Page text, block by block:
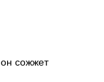
сожжет